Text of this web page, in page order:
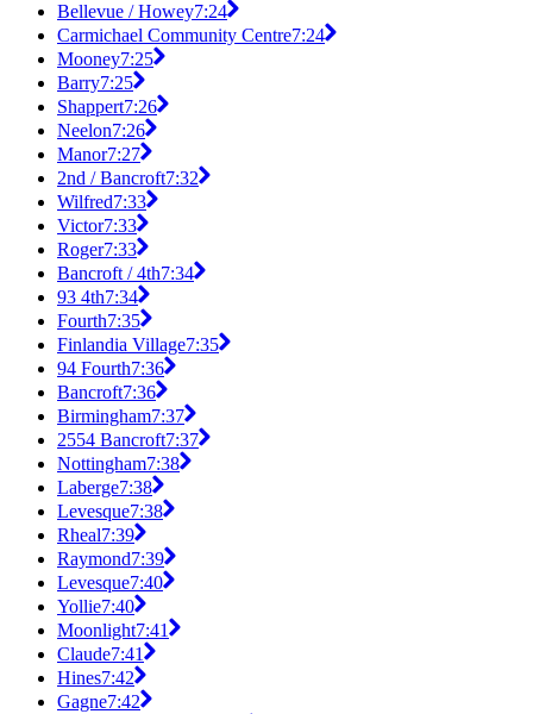
Bellevue / Howey7:24
Carmichael Community Centre7:24
Mooney7:25
Barry7:25
Shappert7:26
Neelon7:26
Manor7:27
2nd / Bancroft7:32
Wilfred7:33
Victor7:33
Roger7:33
Bancroft / 4th7:34
93 4th7:34
Fourth7:35
Finlandia Village7:35
94 Fourth7:36
Bancroft7:36
Birmingham7:37
2554 Bancroft7:37
Nottingham7:38
Laberge7:38
Levesque7:38
Rheal7:39
Raymond7:39
Levesque7:40
Yollie7:40
Moonlight7:41
Claude7:41
Hines7:42
Gagne7:42